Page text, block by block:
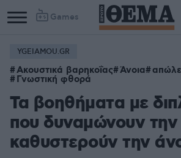
Games
YGEIAMOU.GR
Ακουστικά βαρηκοΐας Άνοια
Γνωστική φθορά
Τα βοηθήματα με
που δυναμώνουν την
καθυστερούν την